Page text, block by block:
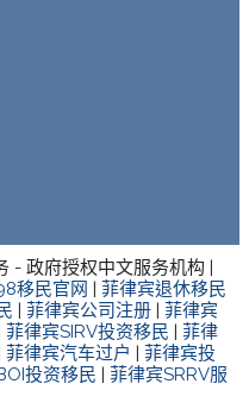
- 政府授权中文服务机构 |
移民官网
菲律宾退休移民
菲律宾公司注册
菲律宾
菲律宾SIRV投资移民
菲律
菲律宾汽车过户
菲律宾投
投资移民
菲律宾SRRV服